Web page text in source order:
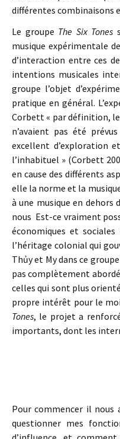
différentes combinaisons
Le groupe The Six Tones
musique expérimentale
d’interaction entre ces
intentions musicales
groupe l’objet
pratique en général.
Corbett « par définition,
n’avaient pas été
excellent d’exploration
l’inhabituel » (Corbett
en cause des différents
elle la norme et la
à une musique en
nous Est-ce vraiment
économiques et
l’héritage colonial qui
Thủy et My dans ce
pas complètement
celles qui sont plus
propre intérêt pour le
Tones, le projet a
importants, dont les
Pour commencer il nous
questionner mes